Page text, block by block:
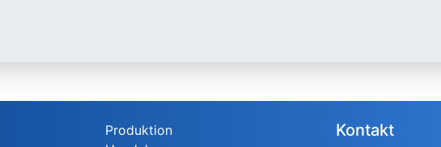
Produktion
Kontakt